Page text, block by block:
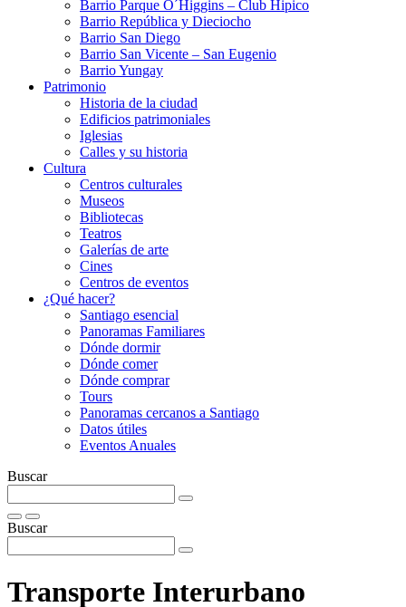
Barrio Parque O´Higgins – Club Hipico
Barrio República y Dieciocho
Barrio San Diego
Barrio San Vicente – San Eugenio
Barrio Yungay
Patrimonio
Historia de la ciudad
Edificios patrimoniales
Iglesias
Calles y su historia
Cultura
Centros culturales
Museos
Bibliotecas
Teatros
Galerí­as de arte
Cines
Centros de eventos
¿Qué hacer?
Santiago esencial
Panoramas Familiares
Dónde dormir
Dónde comer
Dónde comprar
Tours
Panoramas cercanos a Santiago
Datos útiles
Eventos Anuales
Buscar
Buscar
Transporte Interurbano